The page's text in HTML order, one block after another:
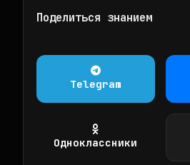
Поделиться знанием
Telegram
Одноклассники